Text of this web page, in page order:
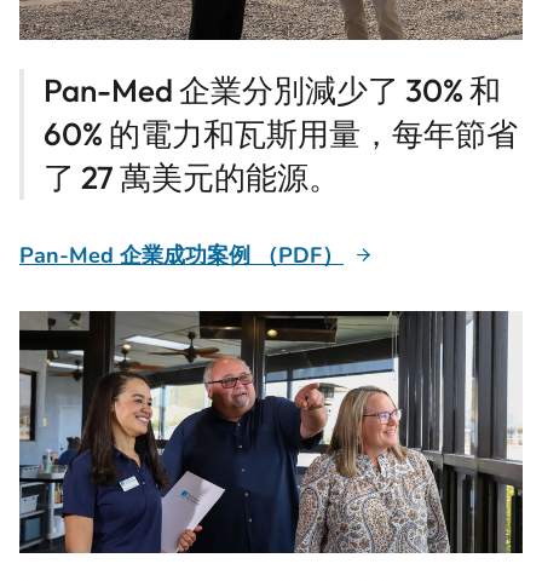
Pan-Med 企業分別減少了 30% 和
60% 的電力和瓦斯用量，每年節省
了 27 萬美元的能源。
Pan-Med 企業成功案例 （PDF）